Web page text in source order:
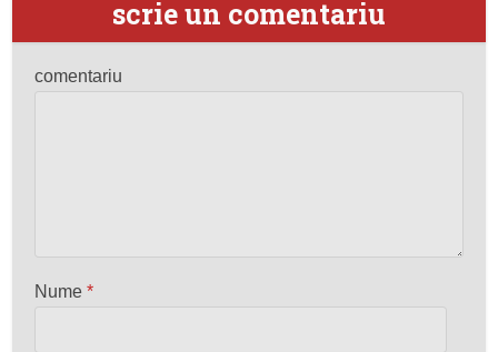
scrie un comentariu
comentariu
Nume*